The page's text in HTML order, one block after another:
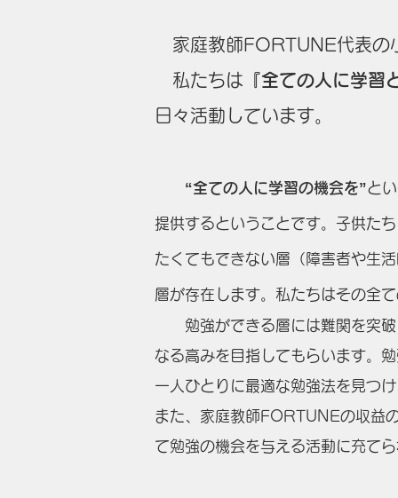
家庭教師FORTUNE代表の
​ 私たちは 『全ての人に学習
日々活動しています。
“全ての人に学習の機会を”と
提供するということです。​子供た
たくてもできない層（障害者や生
層が存在します。私たちはその全
勉強ができる層には難関を突破
なる高みを目指してもらいます。
一人ひとりに最適な勉強法を見つ
また、家庭教師FORTUNEの収益
て勉強の機会を与える活動に充て